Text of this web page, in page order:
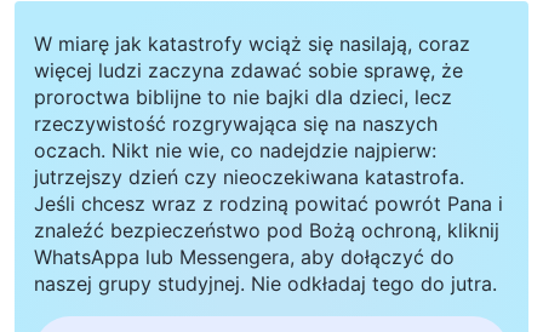
W miarę jak katastrofy wciąż się nasilają, coraz
więcej ludzi zaczyna zdawać sobie sprawę, że
proroctwa biblijne to nie bajki dla dzieci, lecz
rzeczywistość rozgrywająca się na naszych
oczach. Nikt nie wie, co nadejdzie najpierw:
jutrzejszy dzień czy nieoczekiwana katastrofa.
Jeśli chcesz wraz z rodziną powitać powrót Pana i
znaleźć bezpieczeństwo pod Bożą ochroną, kliknij
WhatsAppa lub Messengera, aby dołączyć do
naszej grupy studyjnej. Nie odkładaj tego do jutra.